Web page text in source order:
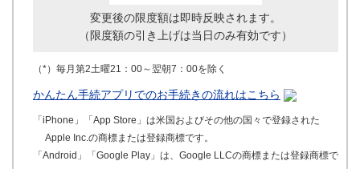
変更後の限度額は即時反映されます。
（限度額の引き上げは当日のみ有効です）
（*）毎月第2土曜21：00～翌朝7：00を除く
かんたん手続アプリでのお手続きの流れはこちら
「iPhone」「App Store」は米国およびその他の国々で登録された
Apple Inc.の商標または登録商標です。
「Android」「Google Play」は、Google LLCの商標または登録商標で